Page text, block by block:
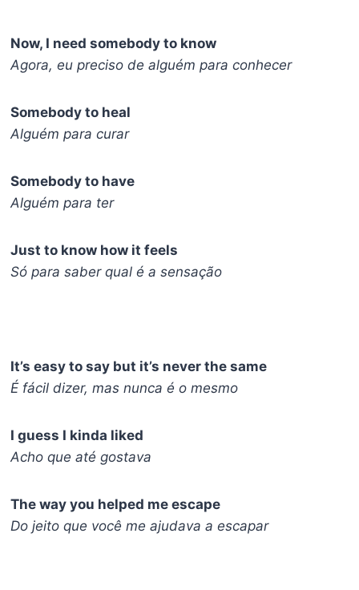
Now, I need somebody to know
Agora, eu preciso de alguém para conhecer
Somebody to heal
Alguém para curar
Somebody to have
Alguém para ter
Just to know how it feels
Só para saber qual é a sensação
It’s easy to say but it’s never the same
É fácil dizer, mas nunca é o mesmo
I guess I kinda liked
Acho que até gostava
The way you helped me escape
Do jeito que você me ajudava a escapar